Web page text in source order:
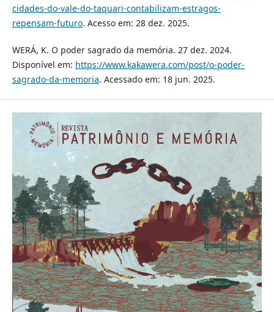
cidades-do-vale-do-taquari-contabilizam-estragos-
repensam-futuro. Acesso em: 28 dez. 2025.
WERÁ, K. O poder sagrado da memória. 27 dez. 2024.
Disponível em: https://www.kakawera.com/post/o-poder-
sagrado-da-memoria. Acessado em: 18 jun. 2025.